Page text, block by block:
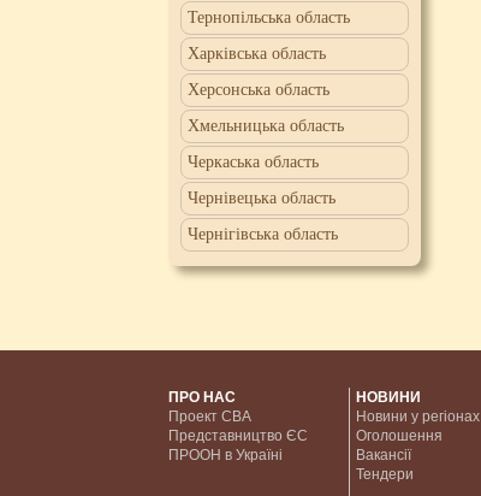
Тернопільська область
Харківська область
Херсонська область
Хмельницька область
Черкаська область
Чернівецька область
Чернігівська область
ПРО НАС
Проект CBA
Представництво ЄС
ПРООН в Україні
НОВИНИ
Новини у регіонах
Оголошення
Вакансії
Тендери